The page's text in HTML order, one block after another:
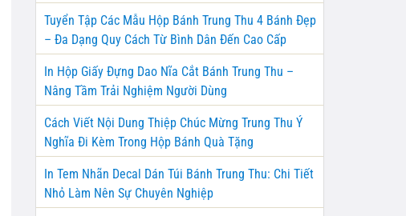
Tuyển Tập Các Mẫu Hộp Bánh Trung Thu 4 Bánh Đẹp
– Đa Dạng Quy Cách Từ Bình Dân Đến Cao Cấp
In Hộp Giấy Đựng Dao Nĩa Cắt Bánh Trung Thu –
Nâng Tầm Trải Nghiệm Người Dùng
Cách Viết Nội Dung Thiệp Chúc Mừng Trung Thu Ý
Nghĩa Đi Kèm Trong Hộp Bánh Quà Tặng
In Tem Nhãn Decal Dán Túi Bánh Trung Thu: Chi Tiết
Nhỏ Làm Nên Sự Chuyên Nghiệp